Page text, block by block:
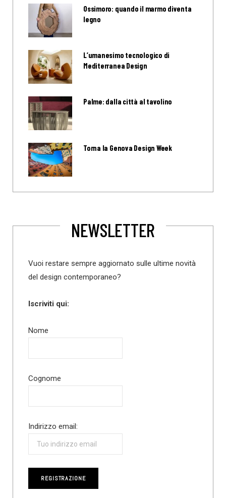
Ossimoro: quando il marmo diventa
legno
L’umanesimo tecnologico di
Mediterranea Design
Palme: dalla città al tavolino
Torna la Genova Design Week
NEWSLETTER
Vuoi restare sempre aggiornato sulle ultime novità
del design contemporaneo?
Iscriviti qui:
Nome
Cognome
Indirizzo email: